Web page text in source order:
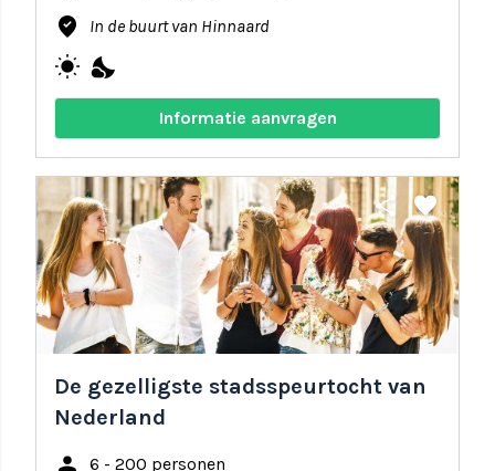
where_to_vote In de buurt van Hinnaard
wb_sunny nights_stay
Informatie aanvragen
share favorite
De gezelligste stadsspeurtocht van
Nederland
person 6 - 200 personen